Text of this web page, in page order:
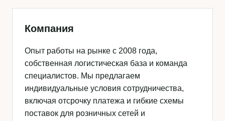
Компания
Опыт работы на рынке с 2008 года,
собственная логистическая база и команда
специалистов. Мы предлагаем
индивидуальные условия сотрудничества,
включая отсрочку платежа и гибкие схемы
поставок для розничных сетей и